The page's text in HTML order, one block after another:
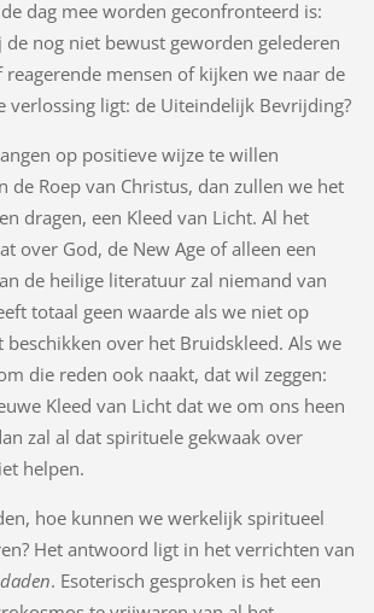
dag mee worden geconfronteerd is:
de nog niet bewust geworden gelederen
reagerende mensen of kijken we naar de
verlossing ligt: de Uiteindelijk Bevrijding?
op positieve wijze te willen
de Roep van Christus, dan zullen we het
dragen, een Kleed van Licht. Al het
over God, de New Age of alleen een
de heilige literatuur zal niemand van
totaal geen waarde als we niet op
over het Bruidskleed. Als we
die reden ook naakt, dat wil zeggen:
Kleed van Licht dat we om ons heen
zal al dat spirituele gekwaak over
helpen.
hoe kunnen we werkelijk spiritueel
Het antwoord ligt in het verrichten van
daden. Esoterisch gesproken is het een